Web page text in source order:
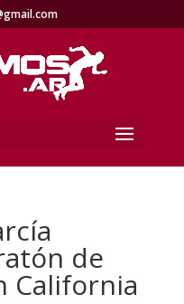
de
California